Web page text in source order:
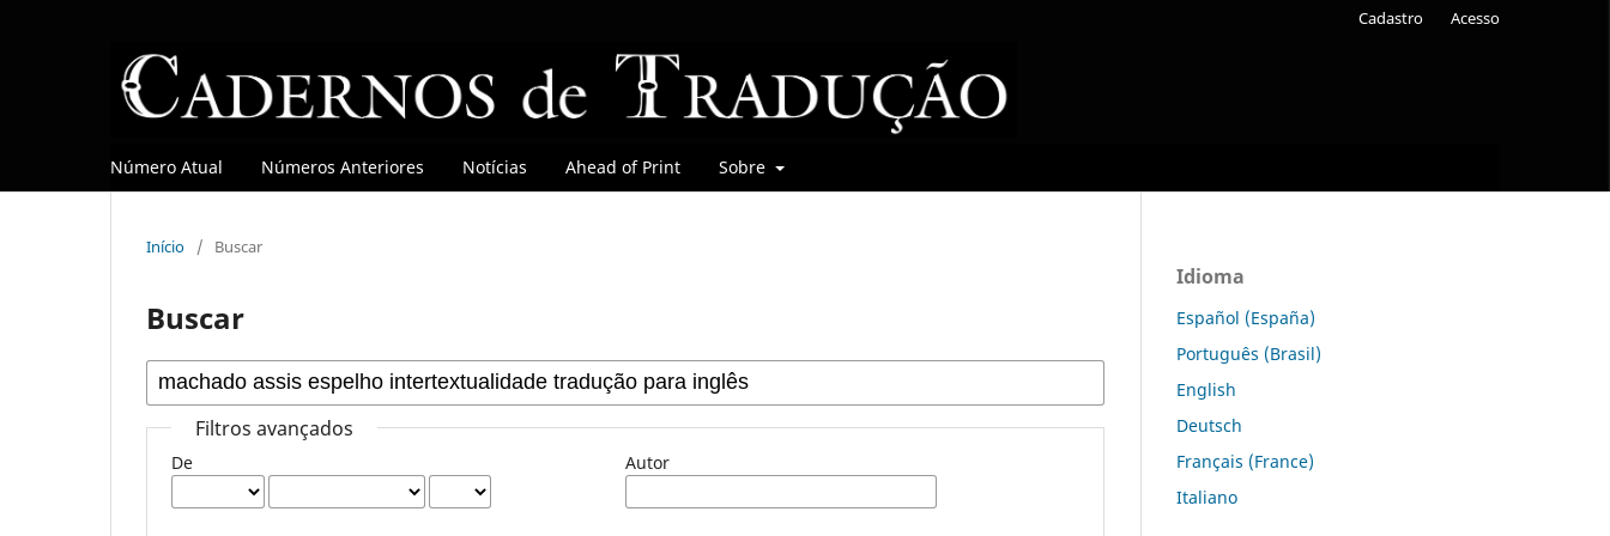
Número Atual Números Anteriores Notícias Ahead of Print Sobre
Cadastro Acesso
Início / Buscar
Buscar
Filtros avançados
De Autor
Idioma
Español (España)
Português (Brasil)
English
Deutsch
Français (France)
Italiano